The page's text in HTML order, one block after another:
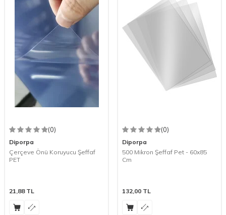
(0)
Diporpa
Çerçeve Önü Koruyucu Şeffaf
PET
21,88TL
(0)
Diporpa
500 Mikron Şeffaf Pet - 60x85
Cm
132,00 TL